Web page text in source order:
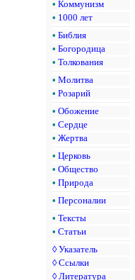
• Коммунизм
• 1000 лет
• Библия
• Богородица
• Толкования
• Молитва
• Розарий
• Обожение
• Сердце
• Жертва
• Церковь
• Общество
• Природа
• Персоналии
• Тексты
• Статьи
◊ Указатель
◊ Ссылки
◊ Литература